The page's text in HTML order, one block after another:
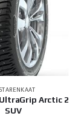
Arctic 2
SUV